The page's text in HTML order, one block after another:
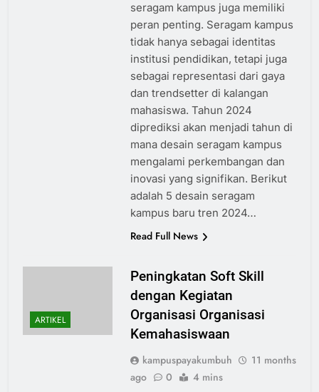
seragam kampus juga memiliki
peran penting. Seragam kampus
tidak hanya sebagai identitas
institusi pendidikan, tetapi juga
sebagai representasi dari gaya
dan trendsetter di kalangan
mahasiswa. Tahun 2024
diprediksi akan menjadi tahun di
mana desain seragam kampus
mengalami perkembangan dan
inovasi yang signifikan. Berikut
adalah 5 desain seragam
kampus baru tren 2024…
Read Full News
ARTIKEL
Peningkatan Soft Skill
dengan Kegiatan
Organisasi Organisasi
Kemahasiswaan
kampuspayakumbuh
11 months
ago
0 4 mins